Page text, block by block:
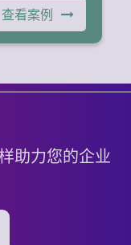
查看案例
助力您的企业